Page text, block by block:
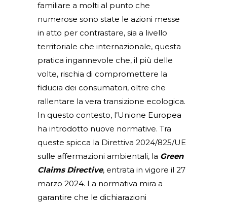
familiare a molti al punto che
numerose sono state le azioni messe
in atto per contrastare, sia a livello
territoriale che internazionale, questa
pratica ingannevole che, il più delle
volte, rischia di compromettere la
fiducia dei consumatori, oltre che
rallentare la vera transizione ecologica.
In questo contesto, l’Unione Europea
ha introdotto nuove normative. Tra
queste spicca la Direttiva 2024/825/UE
sulle affermazioni ambientali, la Green
Claims Directive, entrata in vigore il 27
marzo 2024. La normativa mira a
garantire che le dichiarazioni